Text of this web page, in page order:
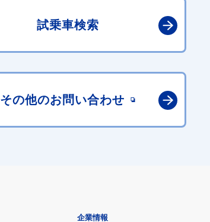
試乗車検索
その他のお問い合わせ
企業情報